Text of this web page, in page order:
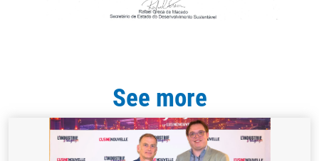
See more